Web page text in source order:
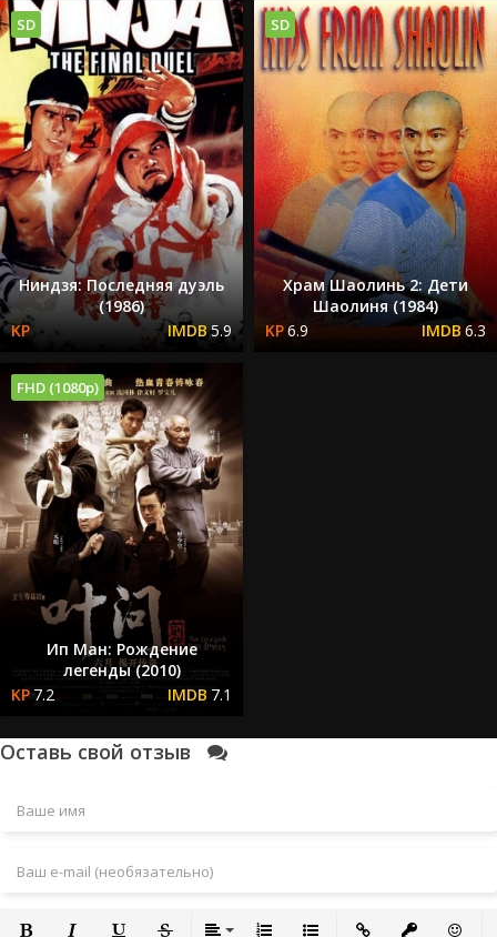
SD
Ниндзя: Последняя дуэль
(1986)
5.9
SD
Храм Шаолинь 2: Дети
Шаолиня (1984)
6.9
6.3
FHD (1080p)
Ип Ман: Рождение
легенды (2010)
7.2
7.1
Оставь свой отзыв